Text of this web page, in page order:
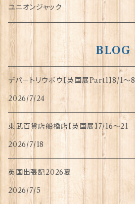
指貫(シンブル)
ユニオンジャック
BLOG
デパートリウボウ【英国展Part1】8/1〜8
2026/7/24
東武百貨店船橋店【英国展】7/16～21
2026/7/18
英国出張記2026夏
2026/7/5